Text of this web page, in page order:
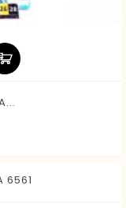
6561